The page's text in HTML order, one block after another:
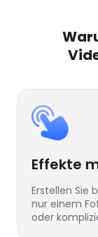
Effekte
Erstellen Sie
nur einem
oder